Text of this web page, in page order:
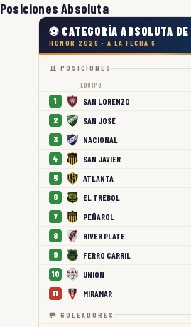
Posiciones Absoluta
⚽ CATEGORÍA ABSOLUTA DE
HONOR 2026 · A LA FECHA 6
📊 POSICIONES
EQUIPO
1 SAN LORENZO
2 SAN JOSÉ
3 NACIONAL
4 SAN JAVIER
5 ATLANTA
6 EL TRÉBOL
7 PEÑAROL
8 RIVER PLATE
9 FERRO CARRIL
10 UNIÓN
11 MIRAMAR
🥅 GOLEADORES